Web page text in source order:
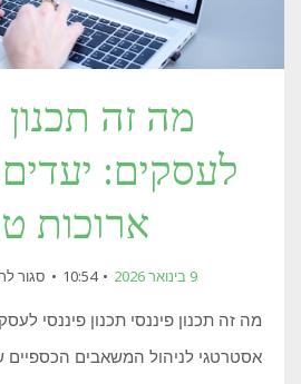
מה זה תכנון
לעסקים: יעדים
ארוכות
9 בינואר 2026 10:54 סגור
מה זה תכנון פיננסי תכנון פיננסי
אסטרטגי לניהול המשאבים